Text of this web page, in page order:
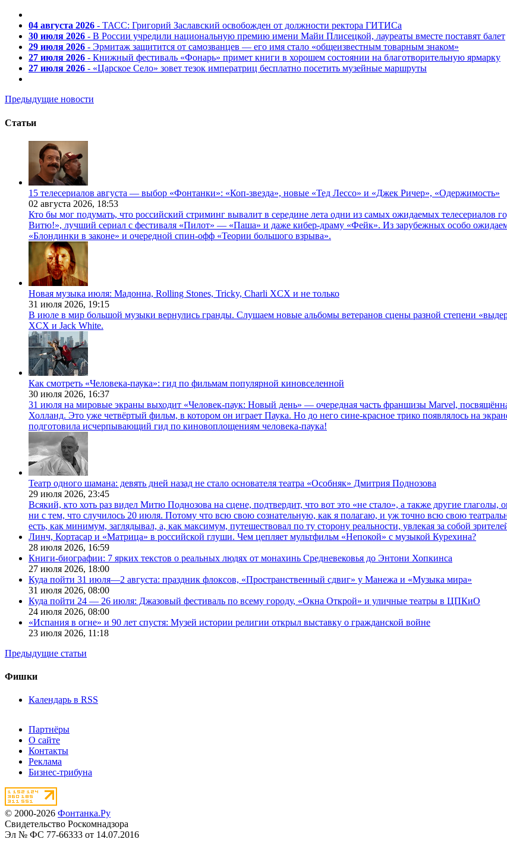
04 августа 2026 - ТАСС: Григорий Заславский освобожден от должности ректора ГИТИСа
30 июля 2026 - В России учредили национальную премию имени Майи Плисецкой, лауреаты вместе поставят балет
29 июля 2026 - Эрмитаж защитится от самозванцев — его имя стало «общеизвестным товарным знаком»
27 июля 2026 - Книжный фестиваль «Фонарь» примет книги в хорошем состоянии на благотворительную ярмарку
27 июля 2026 - «Царское Село» зовет тезок императриц бесплатно посетить музейные маршруты
Предыдущие новости
Статьи
15 телесериалов августа — выбор «Фонтанки»: «Коп-звезда», новые «Тед Лессо» и «Джек Ричер», «Одержимость»
02 августа 2026, 18:53
Кто бы мог подумать, что российский стриминг вывалит в середине лета одни из самых ожидаемых телесериалов
Витю!», лучший сериал с фестиваля «Пилот» — «Паша» и даже кибер-драму «Фейк». Из зарубежных особо
«Блондинки в законе» и очередной спин-офф «Теории большого взрыва».
Новая музыка июля: Мадонна, Rolling Stones, Tricky, Charli XCX и не только
31 июля 2026, 19:15
В июле в мир большой музыки вернулись гранды. Слушаем новые альбомы ветеранов сцены разной степени
XCX и Jack White.
Как смотреть «Человека-паука»: гид по фильмам популярной киновселенной
30 июля 2026, 16:37
31 июля на мировые экраны выходит «Человек-паук: Новый день» — очередная часть франшизы Marvel,
Холланд. Это уже четвёртый фильм, в котором он играет Паука. Но до него сине-красное трико появлялось на
подготовила исчерпывающий гид по киновоплощениям человека-паука!
Театр одного шамана: девять дней назад не стало основателя театра «Особняк» Дмитрия Поднозова
29 июля 2026, 23:45
Всякий, кто хоть раз видел Митю Поднозова на сцене, подтвердит, что вот это «не стало», а также другие
ни с тем, что случилось 20 июля. Потому что всю свою сознательную, как я полагаю, и уж точно всю свою
есть, как минимум, заглядывал, а, как максимум, путешествовал по ту сторону реальности, увлекая за собой
Линч, Кортасар и «Матрица» в российской глуши. Чем цепляет мультфильм «Непокой» с музыкой Курехина?
28 июля 2026, 16:59
Книги-биографии: 7 ярких текстов о реальных людях от монахинь Средневековья до Энтони Хопкинса
27 июля 2026, 18:00
Куда пойти 31 июля—2 августа: праздник флоксов, «Пространственный сдвиг» у Манежа и «Музыка мира»
31 июля 2026, 08:00
Куда пойти 24 — 26 июля: Джазовый фестиваль по всему городу, «Окна Открой» и уличные театры в ЦПКиО
24 июля 2026, 08:00
«Испания в огне» и 90 лет спустя: Музей истории религии открыл выставку о гражданской войне
23 июля 2026, 11:18
Предыдущие статьи
Фишки
Календарь в RSS
Партнёры
О сайте
Контакты
Реклама
Бизнес-трибуна
© 2000-2026 Фонтанка.Ру
Свидетельство Роскомнадзора
Эл № ФС 77-66333 от 14.07.2016